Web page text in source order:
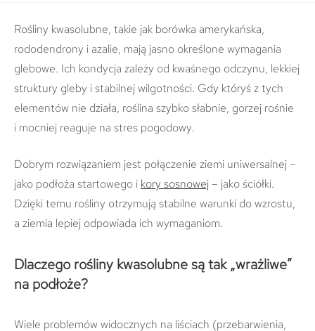
Rośliny kwasolubne, takie jak borówka amerykańska,
rododendrony i azalie, mają jasno określone wymagania
glebowe. Ich kondycja zależy od kwaśnego odczynu, lekkiej
struktury gleby i stabilnej wilgotności. Gdy któryś z tych
elementów nie działa, roślina szybko słabnie, gorzej rośnie
i mocniej reaguje na stres pogodowy.
Dobrym rozwiązaniem jest połączenie ziemi uniwersalnej –
jako podłoża startowego i kory sosnowej – jako ściółki.
Dzięki temu rośliny otrzymują stabilne warunki do wzrostu,
a ziemia lepiej odpowiada ich wymaganiom.
Dlaczego rośliny kwasolubne są tak „wrażliwe”
na podłoże?
Wiele problemów widocznych na liściach (przebarwienia,